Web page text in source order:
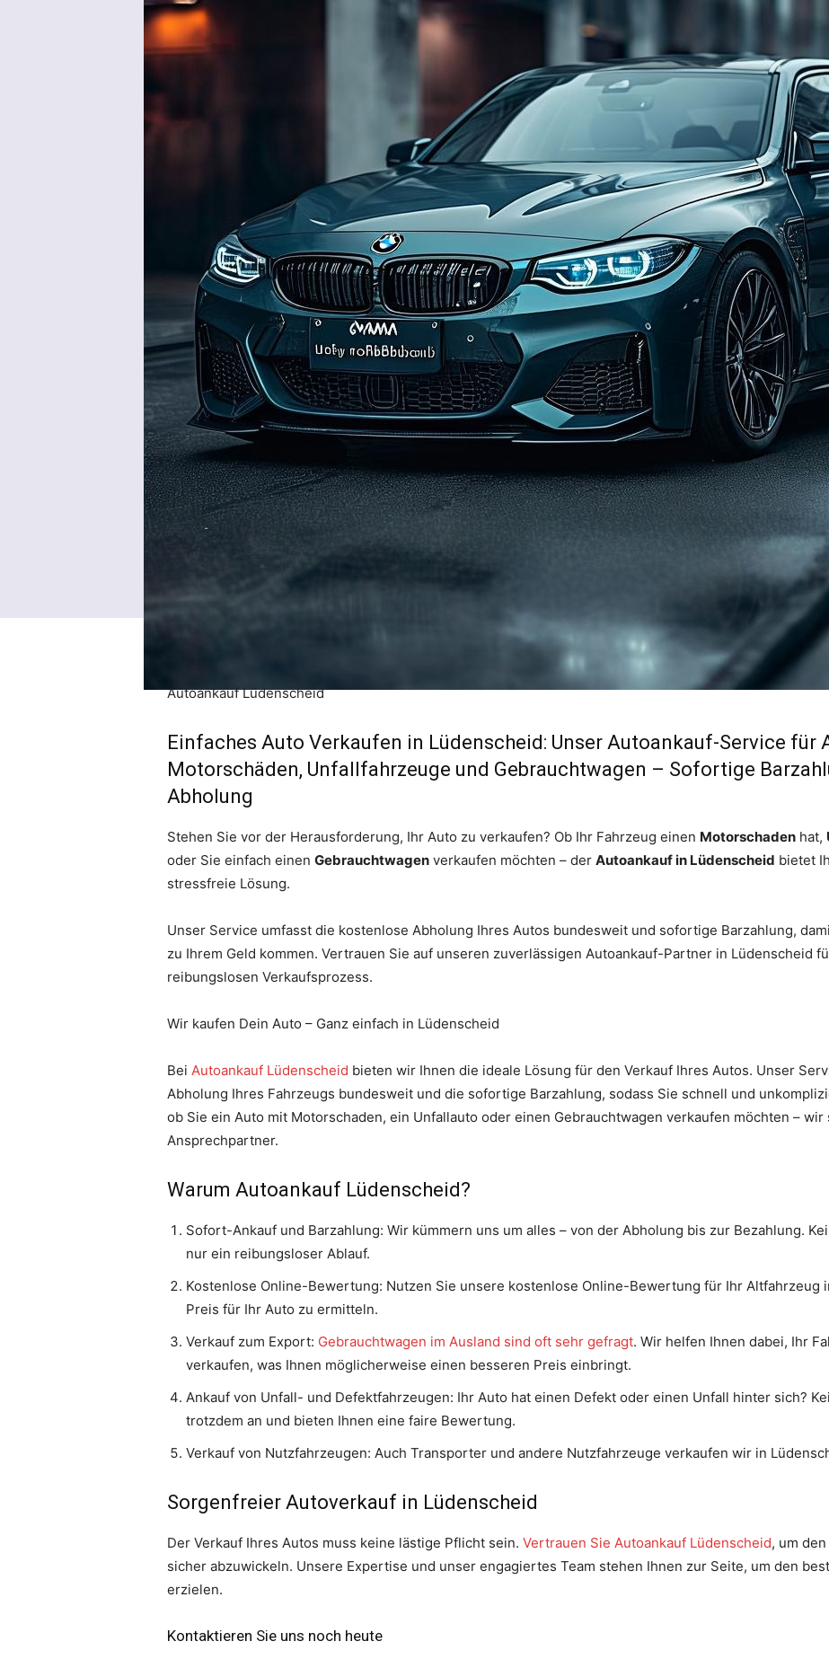
Autoankauf Lüdenscheid
Einfaches Auto Verkaufen in Lüdenscheid: Unser Autoankauf-Service für
Motorschäden, Unfallfahrzeuge und Gebrauchtwagen – Sofortige
Abholung
Stehen Sie vor der Herausforderung, Ihr Auto zu verkaufen? Ob Ihr Fahrzeug einen Motorschaden hat,
oder Sie einfach einen Gebrauchtwagen verkaufen möchten – der Autoankauf in Lüdenscheid bietet
stressfreie Lösung.
Unser Service umfasst die kostenlose Abholung Ihres Autos bundesweit und sofortige Barzahlung,
zu Ihrem Geld kommen. Vertrauen Sie auf unseren zuverlässigen Autoankauf-Partner in Lüdenscheid
reibungslosen Verkaufsprozess.
Wir kaufen Dein Auto – Ganz einfach in Lüdenscheid
Bei Autoankauf Lüdenscheid bieten wir Ihnen die ideale Lösung für den Verkauf Ihres Autos. Unser
Abholung Ihres Fahrzeugs bundesweit und die sofortige Barzahlung, sodass Sie schnell und
ob Sie ein Auto mit Motorschaden, ein Unfallauto oder einen Gebrauchtwagen verkaufen möchten –
Ansprechpartner.
Warum Autoankauf Lüdenscheid?
Sofort-Ankauf und Barzahlung: Wir kümmern uns um alles – von der Abholung bis zur Bezahlung.
nur ein reibungsloser Ablauf.
Kostenlose Online-Bewertung: Nutzen Sie unsere kostenlose Online-Bewertung für Ihr Altfahrzeug
Preis für Ihr Auto zu ermitteln.
Verkauf zum Export: Gebrauchtwagen im Ausland sind oft sehr gefragt. Wir helfen Ihnen dabei, Ihr
verkaufen, was Ihnen möglicherweise einen besseren Preis einbringt.
Ankauf von Unfall- und Defektfahrzeugen: Ihr Auto hat einen Defekt oder einen Unfall hinter sich?
trotzdem an und bieten Ihnen eine faire Bewertung.
Verkauf von Nutzfahrzeugen: Auch Transporter und andere Nutzfahrzeuge verkaufen wir in
Sorgenfreier Autoverkauf in Lüdenscheid
Der Verkauf Ihres Autos muss keine lästige Pflicht sein. Vertrauen Sie Autoankauf Lüdenscheid, um
sicher abzuwickeln. Unsere Expertise und unser engagiertes Team stehen Ihnen zur Seite, um den
erzielen.
Kontaktieren Sie uns noch heute